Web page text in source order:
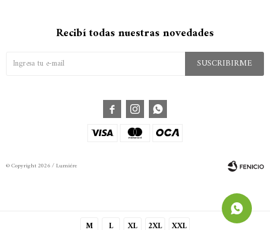
M L XL 2XL XXL
Recibí todas nuestras novedades
SUSCRIBIRME
  
© Copyright 2026 / Lumiére